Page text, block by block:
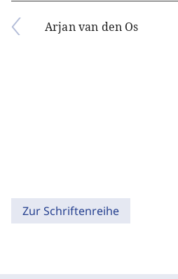
Arjan van den Os
Zur Schriftenreihe